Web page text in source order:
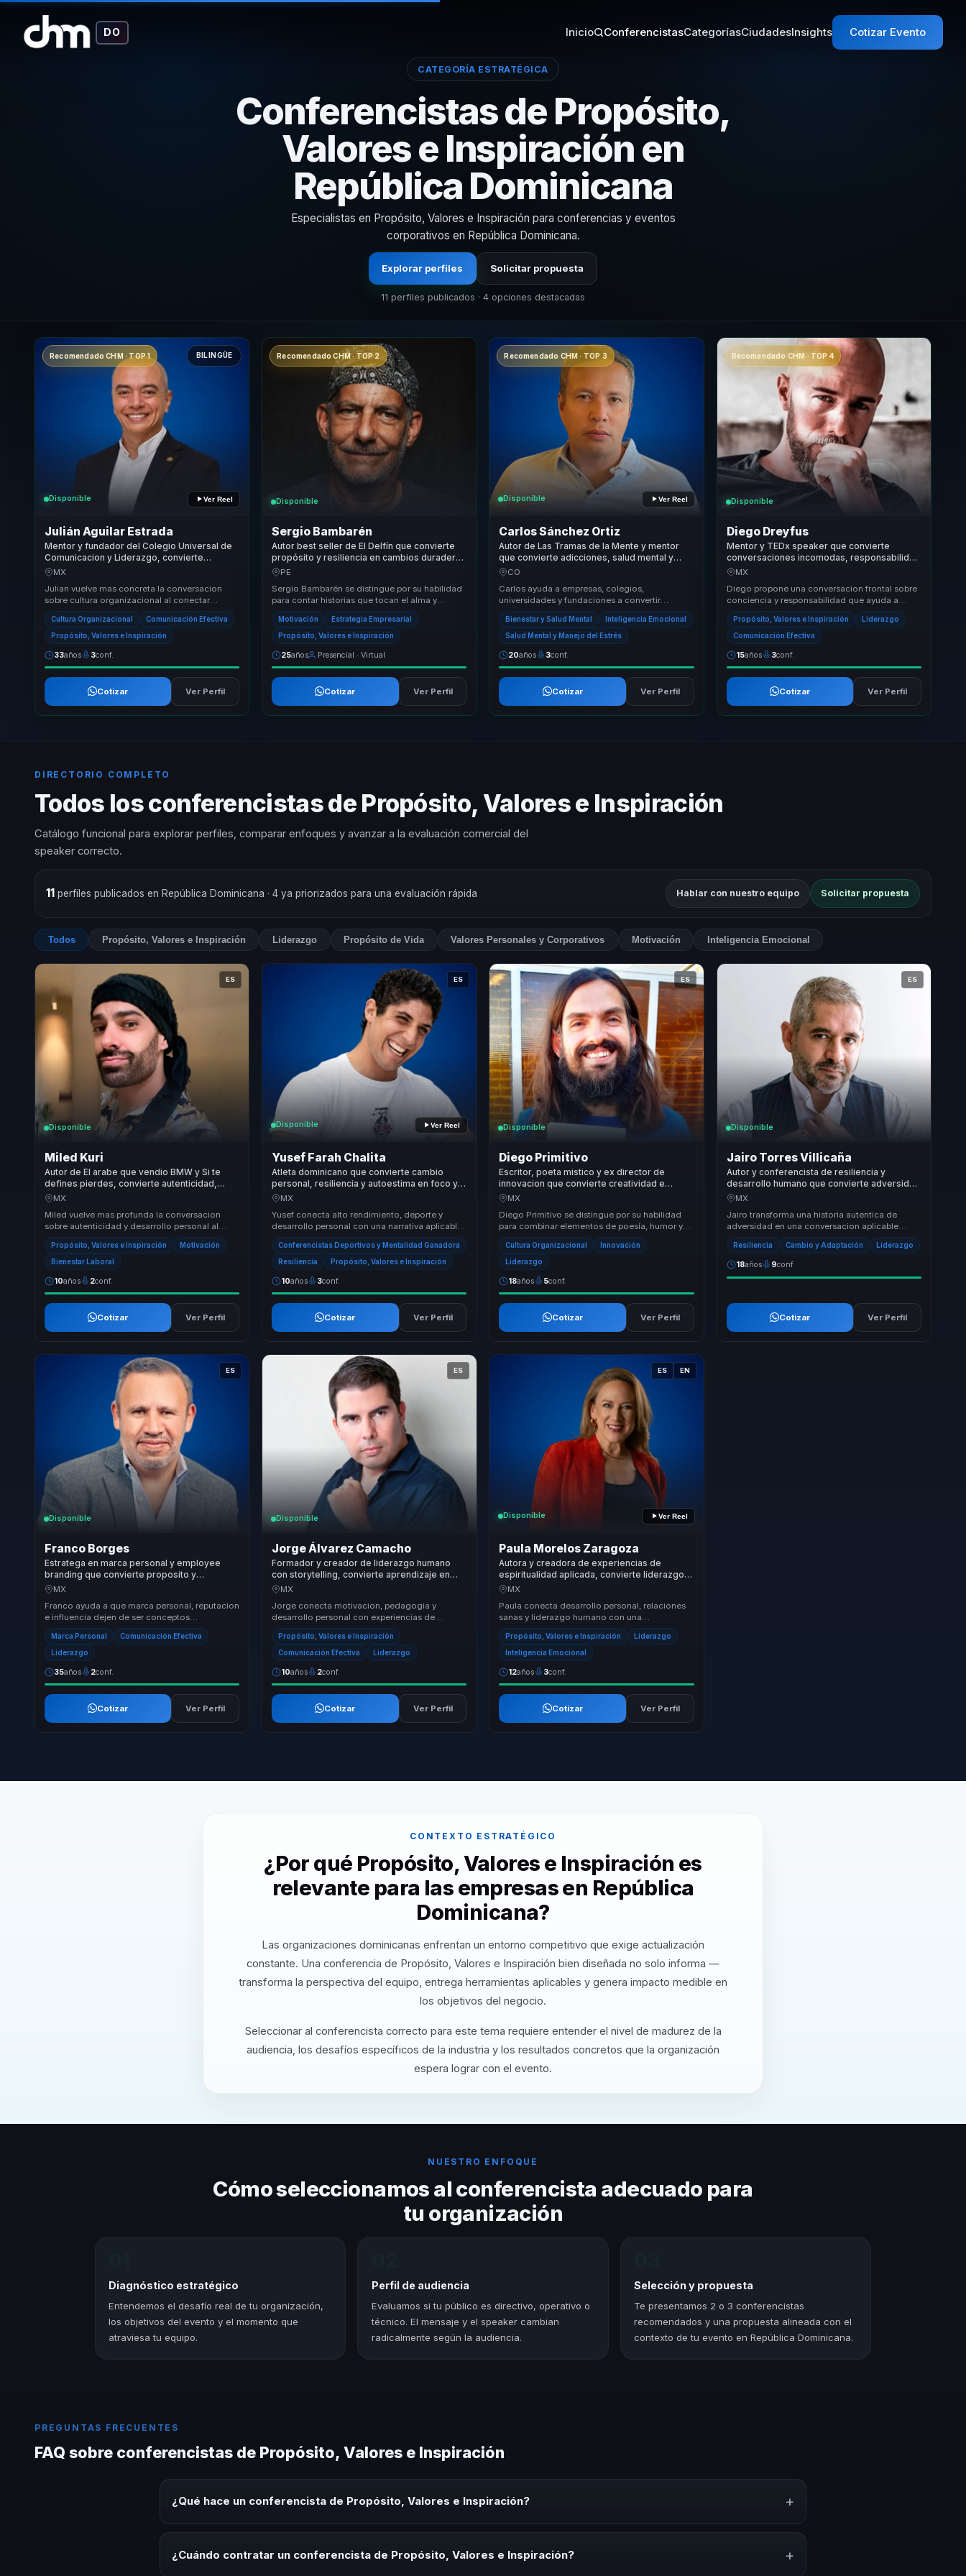
DO Inicio ConferencistasCategoríasCiudadesInsights Cotizar Evento
CATEGORÍA ESTRATÉGICA
Conferencistas de Propósito,
Valores e Inspiración en
República Dominicana
Especialistas en Propósito, Valores e Inspiración para conferencias y eventos
corporativos en República Dominicana.
Explorar perfiles Solicitar propuesta
11 perfiles publicados · 4 opciones destacadas
Recomendado CHM · TOP 1 BILINGÜE
Disponible Ver Reel
Julián Aguilar Estrada
Mentor y fundador del Colegio Universal de
Comunicacion y Liderazgo, convierte
proposito y cultura en bienestar para
MX
Julian vuelve mas concreta la conversacion
sobre cultura organizacional al conectar
proposito, coherencia y comunicacion con
decisiones p...
Cultura Organizacional Comunicación Efectiva
Propósito, Valores e Inspiración
33años 3conf.
Cotizar Ver Perfil
Recomendado CHM · TOP 2
Disponible
Sergio Bambarén
Autor best seller de El Delfín que convierte
propósito y resiliencia en cambios duraderos
y motivación dentro de las organizaciones.
PE
Sergio Bambarén se distingue por su habilidad
para contar historias que tocan el alma y
motivan a la acción. Su enfoque único combina
la ...Motivación Estrategia Empresarial
Propósito, Valores e Inspiración
25años Presencial · Virtual
Cotizar Ver Perfil
Recomendado CHM · TOP 3
Disponible Ver Reel
Carlos Sánchez Ortiz
Autor de Las Tramas de la Mente y mentor
que convierte adicciones, salud mental y
poder interior en conciencia aplicable.
CO
Carlos ayuda a empresas, colegios,
universidades y fundaciones a convertir
adicciones, salud mental, miedo y hábitos
compulsivos en conci...
Bienestar y Salud Mental Inteligencia Emocional
Salud Mental y Manejo del Estrés
20años 3conf.
Cotizar Ver Perfil
Recomendado CHM · TOP 4
Disponible
Diego Dreyfus
Mentor y TEDx speaker que convierte
conversaciones incomodas, responsabilidad
y conciencia en claridad para lideres y
MX
Diego propone una conversacion frontal sobre
conciencia y responsabilidad que ayuda a
romper inercias, revisar narrativas personales y
ab...Propósito, Valores e Inspiración Liderazgo
Comunicación Efectiva
15años 3conf.
Cotizar Ver Perfil
DIRECTORIO COMPLETO
Todos los conferencistas de Propósito, Valores e Inspiración
Catálogo funcional para explorar perfiles, comparar enfoques y avanzar a la evaluación comercial del
speaker correcto.
11 perfiles publicados en República Dominicana · 4 ya priorizados para una evaluación rápida Hablar con nuestro equipo Solicitar propuesta
Todos Propósito, Valores e Inspiración Liderazgo Propósito de Vida Valores Personales y Corporativos Motivación Inteligencia Emocional
ES
Disponible
Miled Kuri
Autor de El arabe que vendio BMW y Si te
defines pierdes, convierte autenticidad,
marca personal y proposito en claridad para
MX
Miled vuelve mas profunda la conversacion
sobre autenticidad y desarrollo personal al
conectarla con reflexion, autoconocimiento y
vincul...
Propósito, Valores e Inspiración Motivación
Bienestar Laboral
10años 2conf.
Cotizar Ver Perfil
ES
Disponible Ver Reel
Yusef Farah Chalita
Atleta dominicano que convierte cambio
personal, resiliencia y autoestima en foco y
resultados para equipos bajo alta presion.
MX
Yusef conecta alto rendimiento, deporte y
desarrollo personal con una narrativa aplicable
a equipos que necesitan reforzar disciplina, re...
Conferencistas Deportivos y Mentalidad Ganadora
Resiliencia Propósito, Valores e Inspiración
10años 3conf.
Cotizar Ver Perfil
ES
Disponible
Diego Primitivo
Escritor, poeta mistico y ex director de
innovacion que convierte creatividad e
innovacion en proposito compartido y
MX
Diego Primitivo se distingue por su habilidad
para combinar elementos de poesía, humor y
magia en sus conferencias, creando
experiencias ...
Cultura Organizacional Innovación
Liderazgo
18años 5conf.
Cotizar Ver Perfil
ES
Disponible
Jairo Torres Villicaña
Autor y conferencista de resiliencia y
desarrollo humano que convierte adversidad
en fortaleza para equipos y lideres.
MX
Jairo transforma una historia autentica de
adversidad en una conversacion aplicable
sobre actitud, resiliencia y crecimiento humano,
para...
Resiliencia Cambio y Adaptación Liderazgo
18años 9conf.
Cotizar Ver Perfil
ES
Disponible
Franco Borges
Estratega en marca personal y employee
branding que convierte proposito y
reputacion en posicionamiento y autoridad
MX
Franco ayuda a que marca personal, reputacion
e influencia dejen de ser conceptos
aspiracionales y se conviertan en decisiones
concretas ...
Marca Personal Comunicación Efectiva
Liderazgo
35años 2conf.
Cotizar Ver Perfil
ES
Disponible
Jorge Álvarez Camacho
Formador y creador de liderazgo humano
con storytelling, convierte aprendizaje en
claridad para equipos de trabajo reales.
MX
Jorge conecta motivacion, pedagogia y
desarrollo personal con experiencias de
aprendizaje mas significativas, ayudando a que
la audiencia...
Propósito, Valores e Inspiración
Comunicación Efectiva Liderazgo
10años 2conf.
Cotizar Ver Perfil
ES EN
Disponible Ver Reel
Paula Morelos Zaragoza
Autora y creadora de experiencias de
espiritualidad aplicada, convierte liderazgo
consciente en cohesion para lideres y
MX
Paula conecta desarrollo personal, relaciones
sanas y liderazgo humano con una
conversacion aplicable al trabajo real, para
equipos que n...
Propósito, Valores e Inspiración Liderazgo
Inteligencia Emocional
12años 3conf.
Cotizar Ver Perfil
CONTEXTO ESTRATÉGICO
¿Por qué Propósito, Valores e Inspiración es
relevante para las empresas en República
Dominicana?
Las organizaciones dominicanas enfrentan un entorno competitivo que exige actualización
constante. Una conferencia de Propósito, Valores e Inspiración bien diseñada no solo informa —
transforma la perspectiva del equipo, entrega herramientas aplicables y genera impacto medible en
los objetivos del negocio.
Seleccionar al conferencista correcto para este tema requiere entender el nivel de madurez de la
audiencia, los desafíos específicos de la industria y los resultados concretos que la organización
espera lograr con el evento.
NUESTRO ENFOQUE
Cómo seleccionamos al conferencista adecuado para
tu organización
Diagnóstico estratégico
Entendemos el desafío real de tu organización,
los objetivos del evento y el momento que
atraviesa tu equipo.
Perfil de audiencia
Evaluamos si tu público es directivo, operativo o
técnico. El mensaje y el speaker cambian
radicalmente según la audiencia.
Selección y propuesta
Te presentamos 2 o 3 conferencistas
recomendados y una propuesta alineada con el
contexto de tu evento en República Dominicana.
PREGUNTAS FRECUENTES
FAQ sobre conferencistas de Propósito, Valores e Inspiración
¿Qué hace un conferencista de Propósito, Valores e Inspiración? +
para la audiencia.
¿Cuándo contratar un conferencista de Propósito, Valores e Inspiración? +